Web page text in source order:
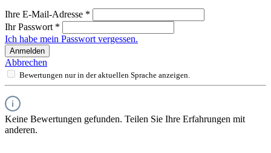
Ihre E-Mail-Adresse *
Ihr Passwort *
Ich habe mein Passwort vergessen.
Anmelden
Abbrechen
Bewertungen nur in der aktuellen Sprache anzeigen.
Keine Bewertungen gefunden. Teilen Sie Ihre Erfahrungen mit
anderen.